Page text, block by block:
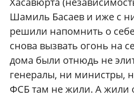
Шамиль Басаев и иже с
решили напомнить о
снова вызвать огонь на
дома были отнюдь не
генералы, ни министры,
ФСБ там не жили. А жили